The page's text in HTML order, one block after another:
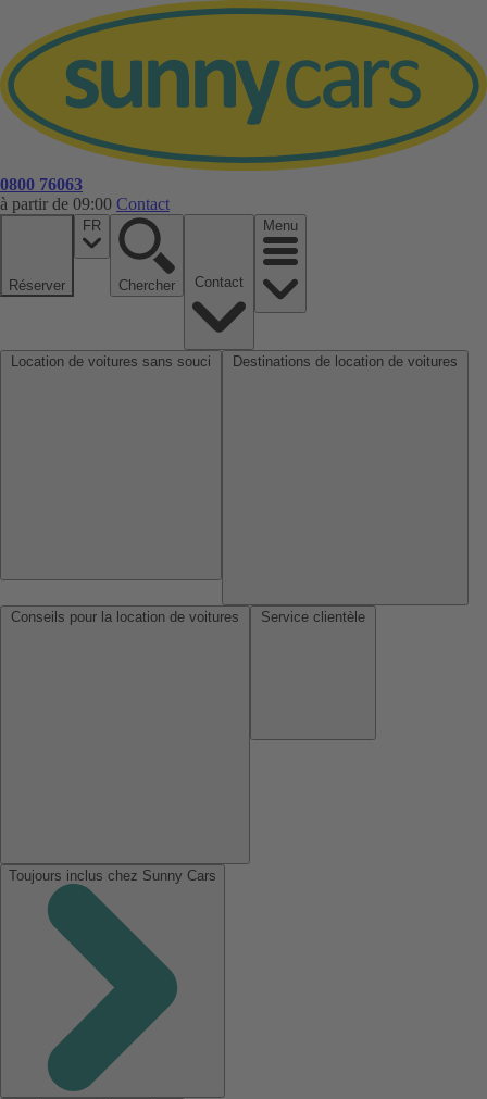
0800 76063
à partir de 09:00 Contact
Réserver
FR
Chercher
Menu
Toujours inclus chez Sunny Cars